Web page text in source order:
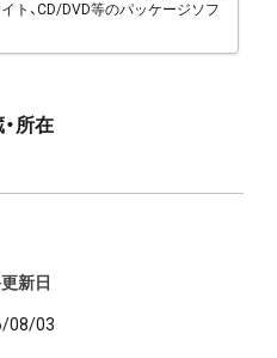
ト、CD/DVD等のパッケージソフ
所在
新日
08/03